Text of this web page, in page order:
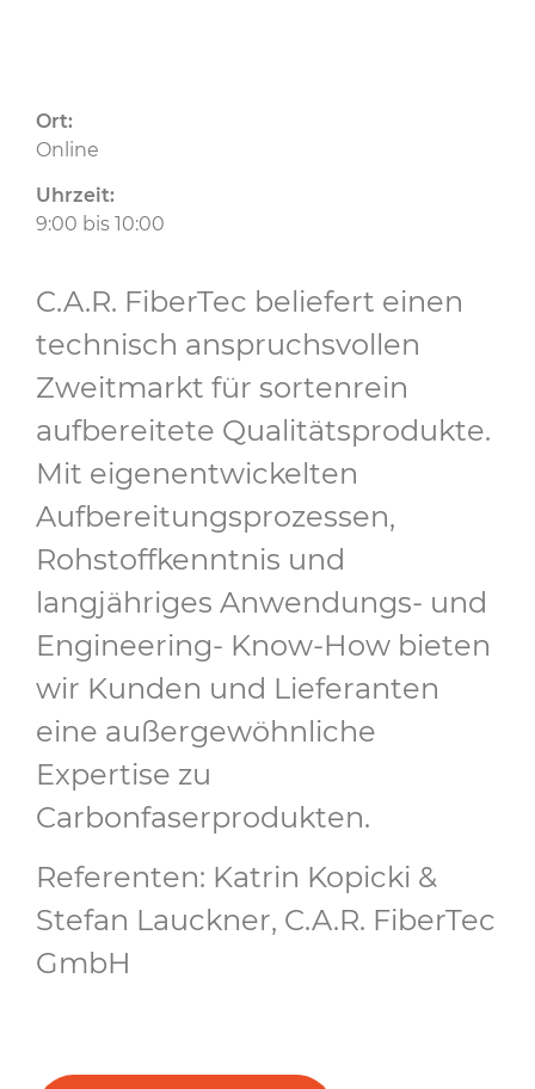
Ort:
Online
Uhrzeit:
9:00 bis 10:00
C.A.R. FiberTec beliefert einen
technisch anspruchsvollen
Zweitmarkt für sortenrein
aufbereitete Qualitätsprodukte.
Mit eigenentwickelten
Aufbereitungsprozessen,
Rohstoffkenntnis und
langjähriges Anwendungs- und
Engineering- Know-How bieten
wir Kunden und Lieferanten
eine außergewöhnliche
Expertise zu
Carbonfaserprodukten.
Referenten: Katrin Kopicki &
Stefan Lauckner, C.A.R. FiberTec
GmbH